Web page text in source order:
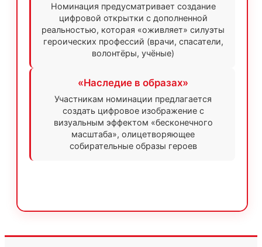
Номинация предусматривает создание
цифровой открытки с дополненной
реальностью, которая «оживляет» силуэты
героических профессий (врачи, спасатели,
волонтёры, учёные)
«Наследие в образах»
Участникам номинации предлагается
создать цифровое изображение с
визуальным эффектом «бесконечного
масштаба», олицетворяющее
собирательные образы героев